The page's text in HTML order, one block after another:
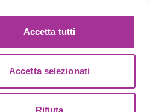
Accetta tutti
Accetta selezionati
Rifiuta